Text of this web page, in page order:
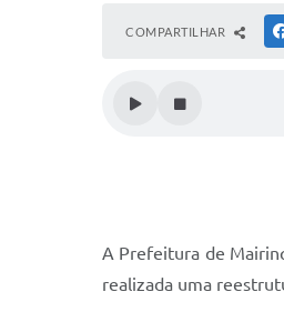
COMPARTILHAR
A Prefeitura de
realizada uma